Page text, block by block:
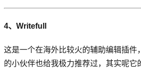
4、Writefull
这是一个在海外比较火的辅助编辑插件
的小伙伴也给我极力推荐过，其实呢它